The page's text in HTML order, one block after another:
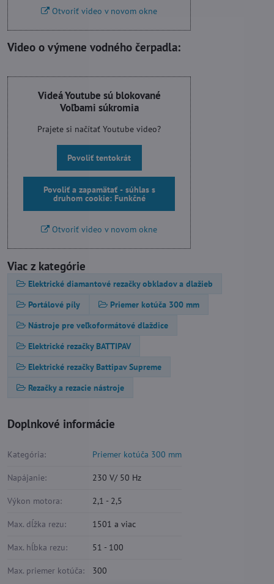
Otvoriť video v novom okne
Video o výmene vodného čerpadla:
Videá Youtube sú blokované
Voľbami súkromia
Prajete si načítať Youtube video?
Povoliť tentokrát
Povoliť a zapamätať - súhlas s
druhom cookie: Funkčné
Otvoriť video v novom okne
Viac z kategórie
Elektrické diamantové rezačky obkladov a dlažieb
Portálové píly
Priemer kotúča 300 mm
Nástroje pre veľkoformátové dlaždice
Elektrické rezačky BATTIPAV
Elektrické rezačky Battipav Supreme
Rezačky a rezacie nástroje
Doplnkové informácie
Kategória: Priemer kotúča 300 mm
Napájanie: 230 V/ 50 Hz
Výkon motora: 2,1 - 2,5
Max. dĺžka rezu: 1501 a viac
Max. hĺbka rezu: 51 - 100
Max. priemer kotúča: 300